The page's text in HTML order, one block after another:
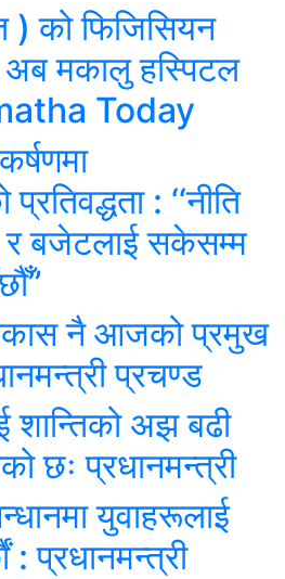
) को फिजिसियन
अब मकालु हस्पिटल
Today
: ‘‘नीति
र बजेटलाई सकेसम्म
नै आजको प्रमुख
प्रचण्ड
शान्तिको अझ बढी
छः प्रधानमन्त्री
युवाहरूलाई
: प्रधानमन्त्री